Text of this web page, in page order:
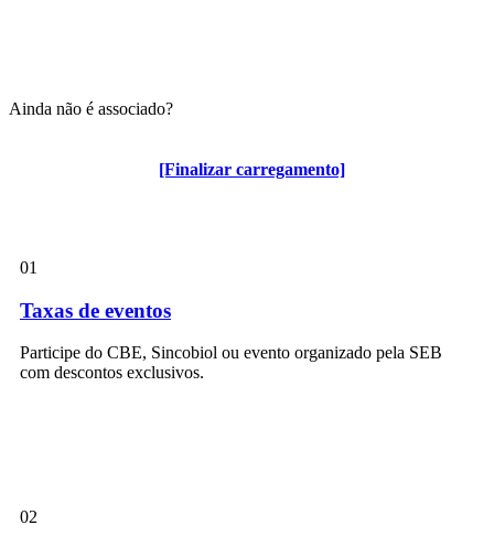
[Finalizar carregamento]
Ainda não é associado?
Algumas vantagens para associados
01
Taxas de eventos
Participe do CBE, Sincobiol ou evento organizado pela SEB
com descontos exclusivos.
02